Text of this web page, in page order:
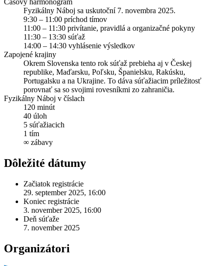
Časový harmonogram
Fyzikálny Náboj sa uskutoční 7. novembra 2025.
9:30 – 11:00 príchod tímov
11:00 – 11:30 privítanie, pravidlá a organizačné pokyny
11:30 – 13:30 súťaž
14:00 – 14:30 vyhlásenie výsledkov
Zapojené krajiny
Okrem Slovenska tento rok súťaž prebieha aj v Českej
republike, Maďarsku, Poľsku, Španielsku, Rakúsku,
Portugalsku a na Ukrajine. To dáva súťažiacim príležitosť
porovnať sa so svojimi rovesníkmi zo zahraničia.
Fyzikálny Náboj v číslach
120 minút
40 úloh
5 súťažiacich
1 tím
∞ zábavy
Dôležité dátumy
Začiatok registrácie
29. september 2025, 16:00
Koniec registrácie
3. november 2025, 16:00
Deň súťaže
7. november 2025
Organizátori